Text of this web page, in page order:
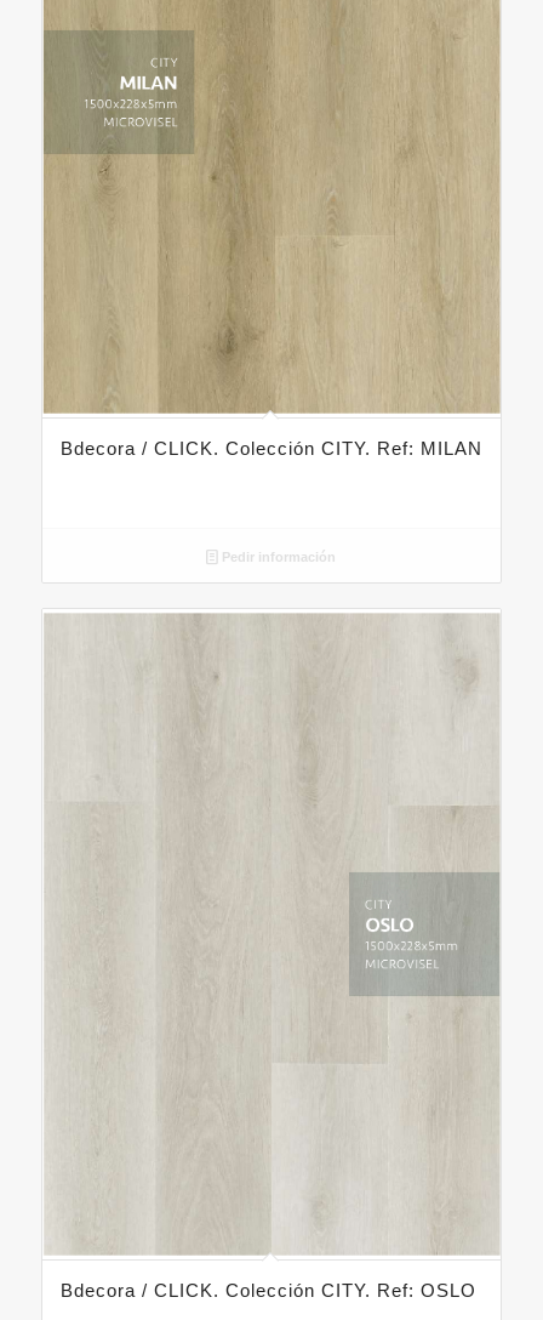
Bdecora / CLICK. Colección CITY. Ref: MILAN
Pedir información
Bdecora / CLICK. Colección CITY. Ref: OSLO